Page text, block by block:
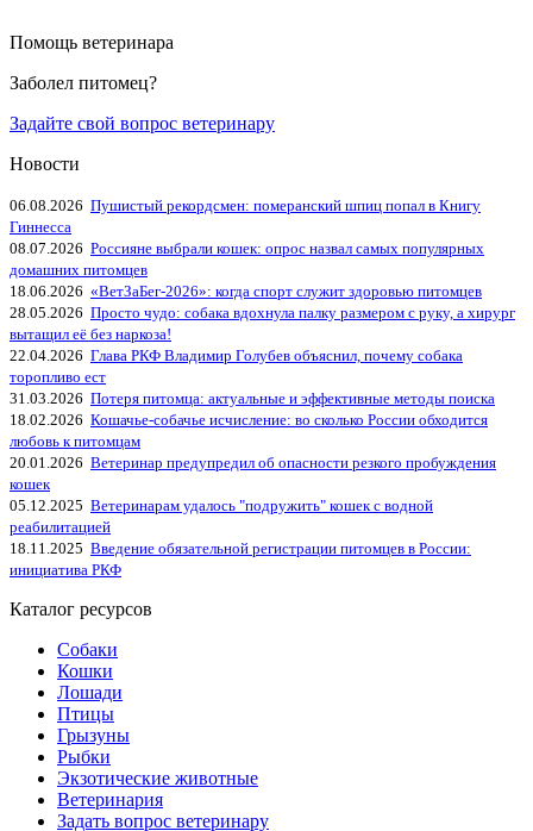
Помощь ветеринара
Заболел питомец?
Задайте свой вопрос ветеринару
Новости
06.08.2026 Пушистый рекордсмен: померанский шпиц попал в Книгу
Гиннесса
08.07.2026 Россияне выбрали кошек: опрос назвал самых популярных
домашних питомцев
18.06.2026 «ВетЗаБег‑2026»: когда спорт служит здоровью питомцев
28.05.2026 Просто чудо: собака вдохнула палку размером с руку, а хирург
вытащил её без наркоза!
22.04.2026 Глава РКФ Владимир Голубев объяснил, почему собака
торопливо ест
31.03.2026 Потеря питомца: актуальные и эффективные методы поиска
18.02.2026 Кошачье-собачье исчисление: во сколько России обходится
любовь к питомцам
20.01.2026 Ветеринар предупредил об опасности резкого пробуждения
кошек
05.12.2025 Ветеринарам удалось "подружить" кошек с водной
реабилитацией
18.11.2025 Введение обязательной регистрации питомцев в России:
инициатива РКФ
Каталог ресурсов
Собаки
Кошки
Лошади
Птицы
Грызуны
Рыбки
Экзотические животные
Ветеринария
Задать вопрос ветеринару